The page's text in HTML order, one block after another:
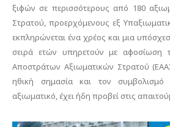
ξιφών σε περισσότερους από 180
Στρατού, προερχόμενους εξ
εκπληρώνεται ένα χρέος και μια
σειρά ετών υπηρετούν με
Αποστράτων Αξιωματικών Στρατού
ηθική σημασία και τον
αξιωματικό, έχει ήδη προβεί στις